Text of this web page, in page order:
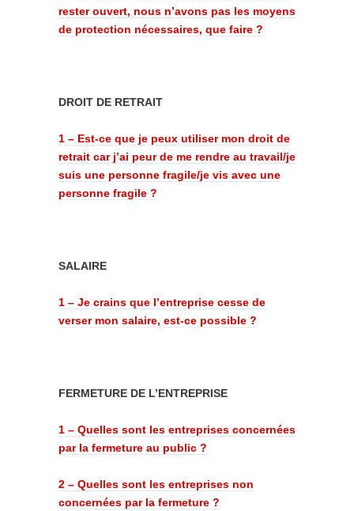
rester ouvert, nous n’avons pas les moyens
de protection nécessaires, que faire ?
DROIT DE RETRAIT
1 – Est-ce que je peux utiliser mon droit de
retrait car j’ai peur de me rendre au travail/je
suis une personne fragile/je vis avec une
personne fragile ?
SALAIRE
1 – Je crains que l’entreprise cesse de
verser mon salaire, est-ce possible ?
FERMETURE DE L’ENTREPRISE
1 – Quelles sont les entreprises concernées
par la fermeture au public ?
2 – Quelles sont les entreprises non
concernées par la fermeture ?